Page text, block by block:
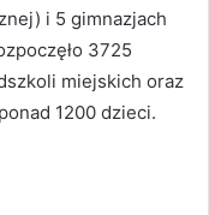
i 5 gimnazjach
3725
miejskich oraz
1200 dzieci.